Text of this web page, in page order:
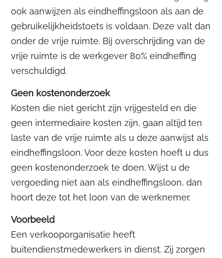
ook aanwijzen als eindheffingsloon als aan de
gebruikelijkheidstoets is voldaan. Deze valt dan
onder de vrije ruimte. Bij overschrijding van de
vrije ruimte is de werkgever 80% eindheffing
verschuldigd.
Geen kostenonderzoek
Kosten die niet gericht zijn vrijgesteld en die
geen intermediaire kosten zijn, gaan altijd ten
laste van de vrije ruimte als u deze aanwijst als
eindheffingsloon. Voor deze kosten hoeft u dus
geen kostenonderzoek te doen. Wijst u de
vergoeding niet aan als eindheffingsloon, dan
hoort deze tot het loon van de werknemer.
Voorbeeld
Een verkooporganisatie heeft
buitendienstmedewerkers in dienst. Zij zorgen